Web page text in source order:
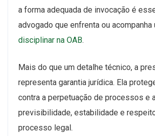
a forma adequada de invocação é
advogado que enfrenta ou acompanha
disciplinar na OAB.
Mais do que um detalhe técnico, a
representa garantia jurídica. Ela
contra a perpetuação de processos e
previsibilidade, estabilidade e
processo legal.